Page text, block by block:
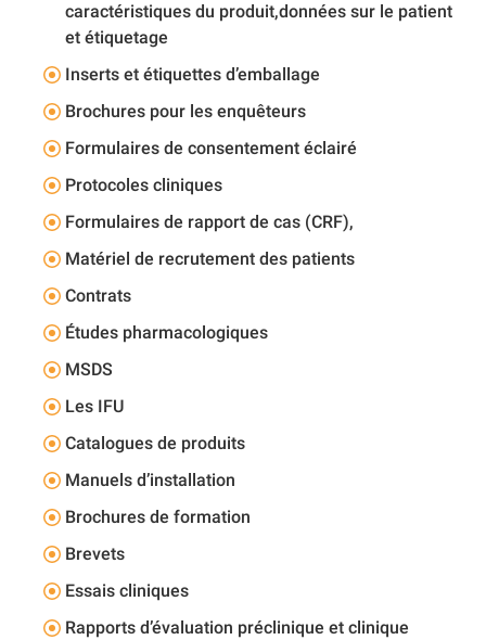
caractéristiques du produit,données sur le patient
et étiquetage
Inserts et étiquettes d’emballage
Brochures pour les enquêteurs
Formulaires de consentement éclairé
Protocoles cliniques
Formulaires de rapport de cas (CRF),
Matériel de recrutement des patients
Contrats
Études pharmacologiques
MSDS
Les IFU
Catalogues de produits
Manuels d’installation
Brochures de formation
Brevets
Essais cliniques
Rapports d’évaluation préclinique et clinique